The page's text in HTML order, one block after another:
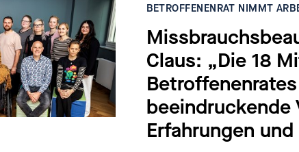
BETROFFENENRAT NIMMT
Claus: „Die 18
beeindruckende
Erfahrungen